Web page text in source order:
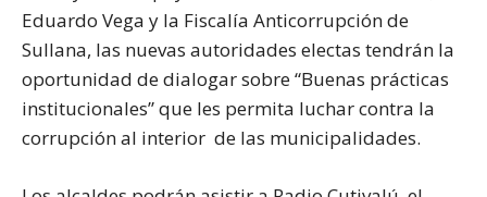
Eduardo Vega y la Fiscalía Anticorrupción de
Sullana, las nuevas autoridades electas tendrán la
oportunidad de dialogar sobre “Buenas prácticas
institucionales” que les permita luchar contra la
corrupción al interior de las municipalidades.